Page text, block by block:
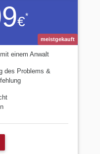
€*
meistgekauft
einem Anwalt
des Problems &